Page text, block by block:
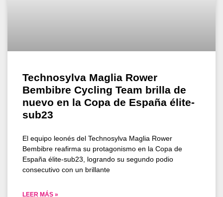
Technosylva Maglia Rower
Bembibre Cycling Team brilla de
nuevo en la Copa de España élite-
sub23
El equipo leonés del Technosylva Maglia Rower
Bembibre reafirma su protagonismo en la Copa de
España élite-sub23, logrando su segundo podio
consecutivo con un brillante
LEER MÁS »